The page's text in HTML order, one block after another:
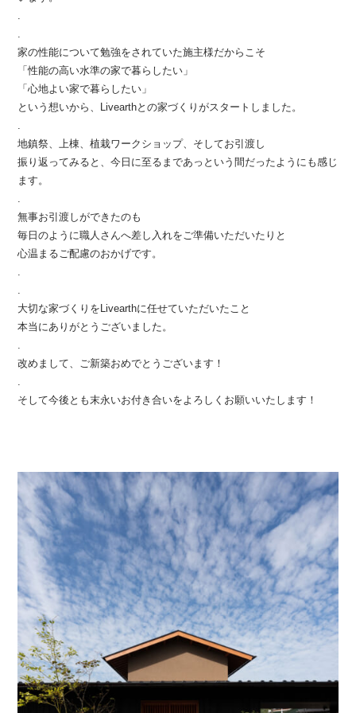
.
.
家の性能について勉強をされていた施主様だからこそ
「性能の高い水準の家で暮らしたい」
「心地よい家で暮らしたい」
という想いから、Livearthとの家づくりがスタートしました。
.
地鎮祭、上棟、植栽ワークショップ、そしてお引渡し
振り返ってみると、今日に至るまであっという間だったようにも感じ
ます。
.
無事お引渡しができたのも
毎日のように職人さんへ差し入れをご準備いただいたりと
心温まるご配慮のおかげです。
.
.
大切な家づくりをLivearthに任せていただいたこと
本当にありがとうございました。
.
改めまして、ご新築おめでとうございます！
.
そして今後とも末永いお付き合いをよろしくお願いいたします！